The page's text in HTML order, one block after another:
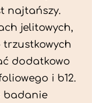
najtańszy.
jelitowych,
trzustkowych
dodatkowo
i b12.
badanie